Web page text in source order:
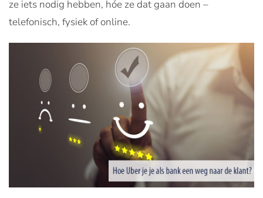
ze iets nodig hebben, hóe ze dat gaan doen –
telefonisch, fysiek of online.